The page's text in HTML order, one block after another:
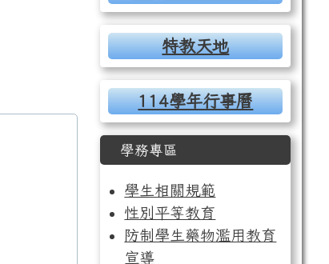
特教天地
114學年行事曆
學務專區
學生相關規範
性別平等教育
防制學生藥物濫用教育
宣導